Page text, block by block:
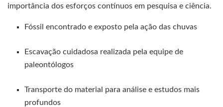
importância dos esforços contínuos em pesquisa e ciência.
Fóssil encontrado e exposto pela ação das chuvas
Escavação cuidadosa realizada pela equipe de
paleontólogos
Transporte do material para análise e estudos mais
profundos